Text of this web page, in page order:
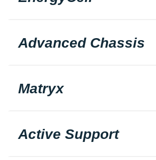
Advanced Chassis
Matryx
Active Support